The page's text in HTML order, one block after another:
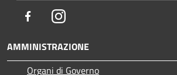
FacebookInstagram
AMMINISTRAZIONE
Organi di Governo